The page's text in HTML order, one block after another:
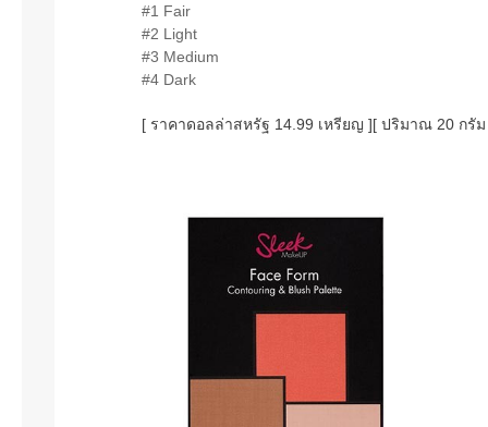
#1 Fair
#2 Light
#3 Medium
#4 Dark
[ ราคาดอลล่าสหรัฐ 14.99 เหรียญ ][ ปริมาณ 20 กรั